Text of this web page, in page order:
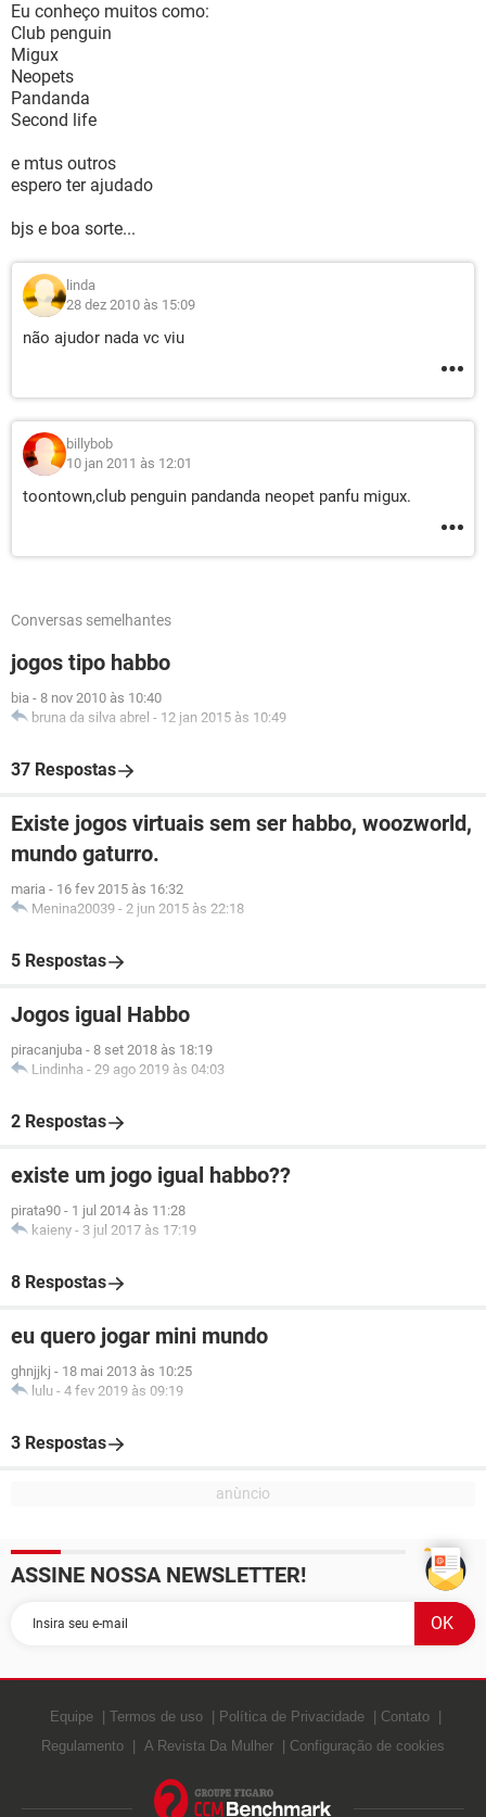
Eu conheço muitos como:
Club penguin
Migux
Neopets
Pandanda
Second life
e mtus outros
espero ter ajudado
bjs e boa sorte...
linda
28 dez 2010 às 15:09
não ajudor nada vc viu
billybob
10 jan 2011 às 12:01
toontown,club penguin pandanda neopet panfu migux.
Conversas semelhantes
jogos tipo habbo
bia - 8 nov 2010 às 10:40
bruna da silva abrel - 12 jan 2015 às 10:49
37 Respostas
Existe jogos virtuais sem ser habbo, woozworld,
mundo gaturro.
maria - 16 fev 2015 às 16:32
Menina20039 - 2 jun 2015 às 22:18
5 Respostas
Jogos igual Habbo
piracanjuba - 8 set 2018 às 18:19
Lindinha - 29 ago 2019 às 04:03
2 Respostas
existe um jogo igual habbo??
pirata90 - 1 jul 2014 às 11:28
kaieny - 3 jul 2017 às 17:19
8 Respostas
eu quero jogar mini mundo
ghnjjkj - 18 mai 2013 às 10:25
lulu - 4 fev 2019 às 09:19
3 Respostas
ASSINE NOSSA NEWSLETTER!
Equipe Termos de uso Política de Privacidade
Contato
Regulamento
A Revista Da Mulher Configuração de cookies